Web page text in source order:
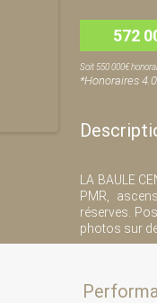
572
Soit 550 000€
*Honoraires
LA BAULE
PMR,
réserves.
photos sur